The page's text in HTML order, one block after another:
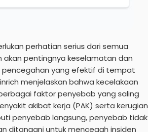
perhatian serius dari semua
akan pentingnya keselamatan dan
pencegahan yang efektif di tempat
menjelaskan bahwa kecelakaan
faktor penyebab yang saling
akibat kerja (PAK) serta kerugian
penyebab langsung, penyebab tidak
ditangani untuk mencegah insiden